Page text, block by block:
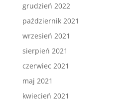
grudzień 2022
październik 2021
wrzesień 2021
sierpień 2021
czerwiec 2021
maj 2021
kwiecień 2021